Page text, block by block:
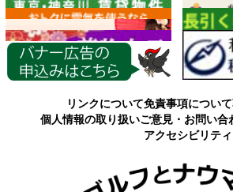
各種情報
リンクについて免責事項について
個人情報の取り扱いご意見・お問い合
アクセシビリティ